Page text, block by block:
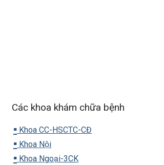
Các khoa khám chữa bệnh
▪️ Khoa CC-HSCTC-CĐ
▪️ Khoa Nội
▪️ Khoa Ngoại-3CK